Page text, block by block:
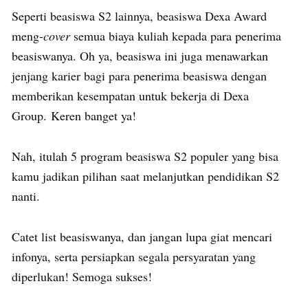
Seperti beasiswa S2 lainnya, beasiswa Dexa Award
meng-coversemua biaya kuliah kepada para penerima
beasiswanya. Oh ya, beasiswa ini juga menawarkan
jenjang karier bagi para penerima beasiswa dengan
memberikan kesempatan untuk bekerja di Dexa
Group. Keren banget ya!
Nah, itulah 5 program beasiswa S2 populer yang bisa
kamu jadikan pilihan saat melanjutkan pendidikan S2
nanti.
Catet list beasiswanya, dan jangan lupa giat mencari
infonya, serta persiapkan segala persyaratan yang
diperlukan! Semoga sukses!